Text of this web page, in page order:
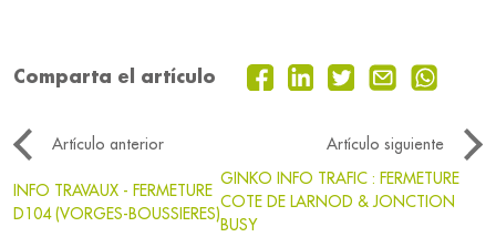
Comparta el artículo
Artículo anterior Artículo siguiente
INFO TRAVAUX - FERMETURE
D104 (VORGES-BOUSSIERES)
GINKO INFO TRAFIC : FERMETURE
COTE DE LARNOD & JONCTION
BUSY